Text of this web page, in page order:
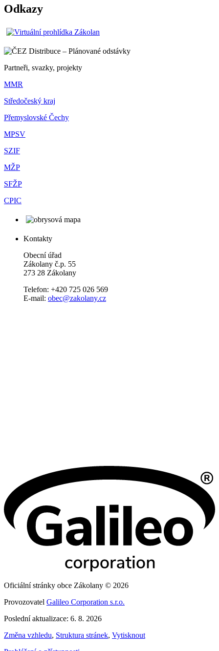
Odkazy
Partneři, svazky, projekty
MMR
Středočeský kraj
Přemyslovské Čechy
MPSV
SZIF
MŽP
SFŽP
CPIC
Kontakty
Obecní úřad
Zákolany č.p. 55
273 28 Zákolany
Telefon: +420 725 026 569
E-mail: obec@zakolany.cz
Oficiální stránky obce Zákolany © 2026
Provozovatel Galileo Corporation s.r.o.
Poslední aktualizace: 6. 8. 2026
Změna vzhledu, Struktura stránek, Vytisknout